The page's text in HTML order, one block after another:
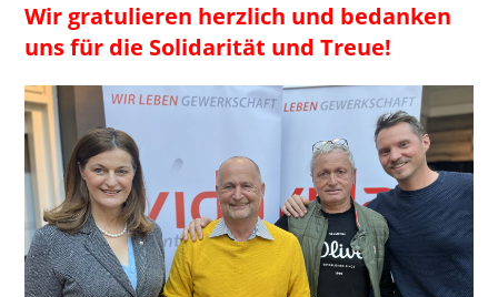
Wir gratulieren herzlich und bedanken
uns für die Solidarität und Treue!